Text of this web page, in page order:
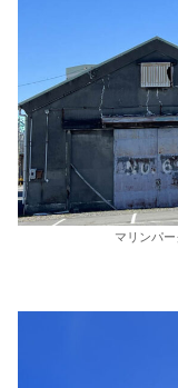
マリンパ